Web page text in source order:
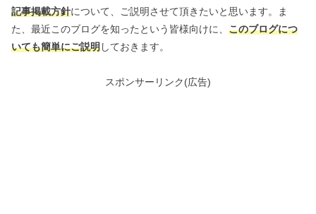
記事掲載方針について、ご説明させて頂きたいと思います。ま
た、最近このブログを知ったという皆様向けに、 このブログにつ
いても簡単にご説明しておきます。
スポンサーリンク(広告)